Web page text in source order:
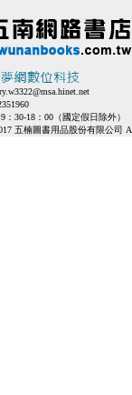
：30-18：00（國定假日除外）
五楠圖書用品股份有限公司